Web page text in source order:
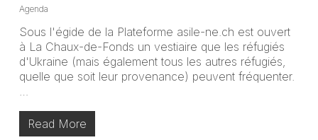
Agenda
Sous l'égide de la Plateforme asile-ne.ch est ouvert
à La Chaux-de-Fonds un vestiaire que les réfugiés
d'Ukraine (mais également tous les autres réfugiés,
quelle que soit leur provenance) peuvent fréquenter.
…
Read More